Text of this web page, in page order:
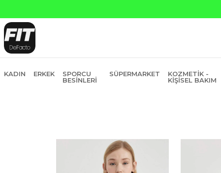
KADIN ERKEK
SPORCU
BESINLERI
SÜPERMARKET
KOZMETIK -
KIŞISEL BAKIM